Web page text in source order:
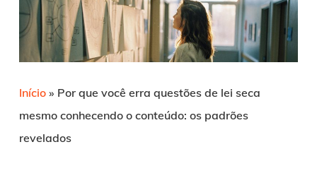
Início» Por que você erra questões de lei seca
mesmo conhecendo o conteúdo: os padrões
revelados